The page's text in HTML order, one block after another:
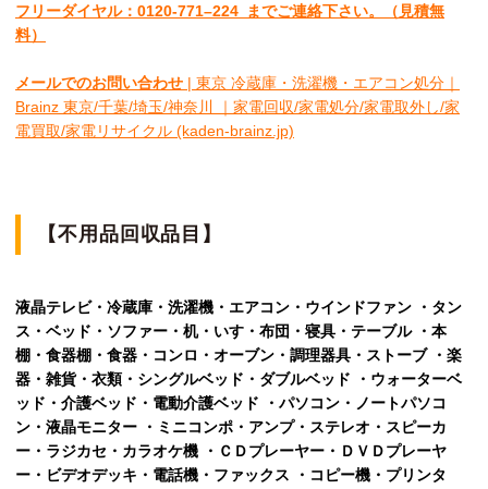
フリーダイヤル：0120-771–224 までご連絡下さい。
（見積無
料）
メールでのお問い合わせ | 東京 冷蔵庫・洗濯機・エアコン処分｜
Brainz 東京/千葉/埼玉/神奈川 ｜家電回収/家電処分/家電取外し/家
電買取/家電リサイクル (kaden-brainz.jp)
【不用品回収品目】
液晶テレビ・冷蔵庫・洗濯機・エアコン・ウインドファン ・タン
ス・ベッド・ソファー・机・いす・布団・寝具・テーブル ・本
棚・食器棚・食器・コンロ・オーブン・調理器具・ストーブ ・楽
器・雑貨・衣類・シングルベッド・ダブルベッド ・ウォーターベ
ッド・介護ベッド・電動介護ベッド ・パソコン・ノートパソコ
ン・液晶モニター ・ミニコンポ・アンプ・ステレオ・スピーカ
ー・ラジカセ・カラオケ機 ・ＣＤプレーヤー・ＤＶＤプレーヤ
ー・ビデオデッキ・電話機・ファックス ・コピー機・プリンタ